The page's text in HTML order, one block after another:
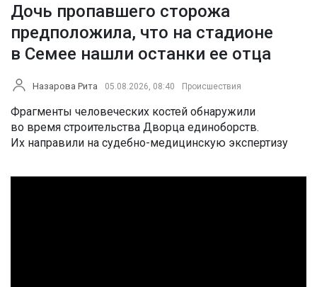
Дочь пропавшего сторожа
предположила, что на стадионе
в Семее нашли останки ее отца
Назарова Рита 05.08.2026, 08:40 Происшествия
Фрагменты человеческих костей обнаружили
во время строительства Дворца единоборств.
Их направили на судебно-медицинскую экспертизу